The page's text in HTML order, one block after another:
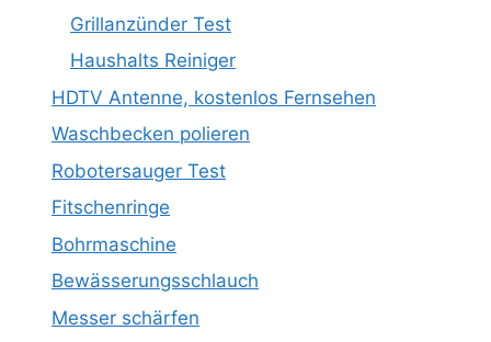
Grillanzünder Test
Haushalts Reiniger
HDTV Antenne, kostenlos Fernsehen
Waschbecken polieren
Robotersauger Test
Fitschenringe
Bohrmaschine
Bewässerungsschlauch
Messer schärfen